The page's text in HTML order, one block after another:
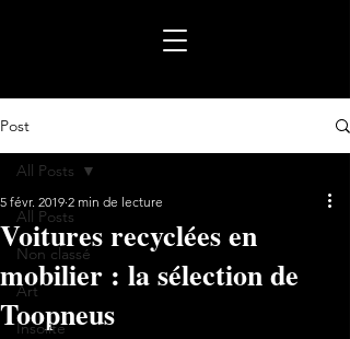
Post
All Posts
Non classé
Art
Insolite
All Posts
Voitures recyclées en
mobilier : la sélection de
Toopneus
5 févr. 2019 2 min de lecture